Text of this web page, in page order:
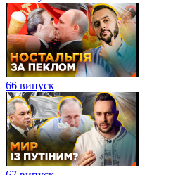
66 випуск